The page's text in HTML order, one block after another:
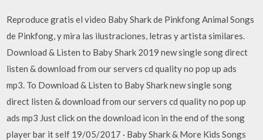
Reproduce gratis el video Baby Shark de Pinkfong Animal Songs
de Pinkfong, y mira las ilustraciones, letras y artista similares.
Download & Listen to Baby Shark 2019 new single song direct
listen & download from our servers cd quality no pop up ads
mp3. To Download & Listen to Baby Shark new single song
direct listen & download from our servers cd quality no pop up
ads mp3 Just click on the download icon in the end of the song
player bar it self 19/05/2017 · Baby Shark & More Kids Songs